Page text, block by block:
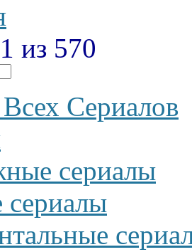
из 570
Сериалов
сериалы
сериалы